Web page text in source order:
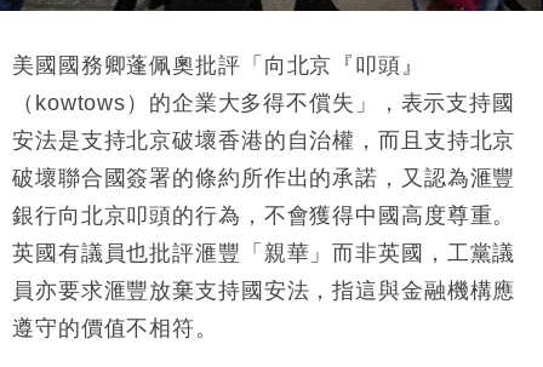
美國國務卿蓬佩奧批評「向北京『叩頭』
（kowtows）的企業大多得不償失」，表示支持國
安法是支持北京破壞香港的自治權，而且支持北京
破壞聯合國簽署的條約所作出的承諾，又認為滙豐
銀行向北京叩頭的行為，不會獲得中國高度尊重。
英國有議員也批評滙豐「親華」而非英國，工黨議
員亦要求滙豐放棄支持國安法，指這與金融機構應
遵守的價值不相符。